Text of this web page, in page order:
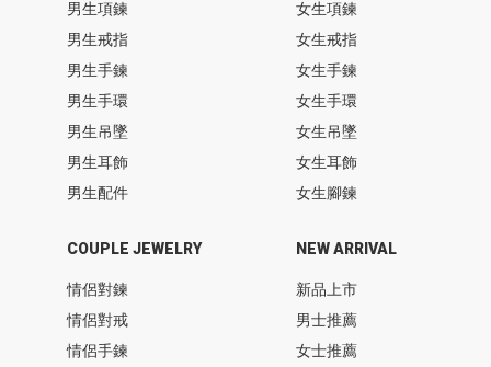
男生項鍊
男生戒指
男生手鍊
男生手環
男生吊墜
男生耳飾
男生配件
女生項鍊
女生戒指
女生手鍊
女生手環
女生吊墜
女生耳飾
女生腳鍊
COUPLE JEWELRY
情侶對鍊
情侶對戒
情侶手鍊
NEW ARRIVAL
新品上市
男士推薦
女士推薦